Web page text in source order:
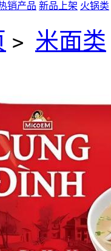
销产品 新品上架 火锅类
> 米面类